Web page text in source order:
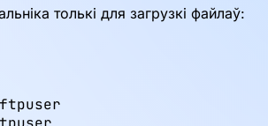
толькі для загрузкі файлаў: